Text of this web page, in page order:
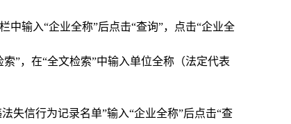
中输入“企业全称”后点击“查询”，点击“企业全
索”，在“全文检索”中输入单位全称（法定代表
失信行为记录名单”输入“企业全称”后点击“查